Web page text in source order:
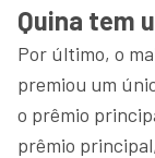
Quina tem
Por último, o
premiou um
o prêmio
prêmio